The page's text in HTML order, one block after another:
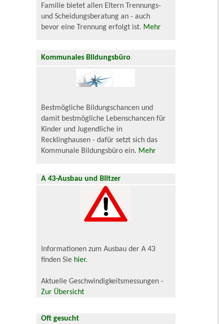
Familie bietet allen Eltern Trennungs-
und Scheidungsberatung an - auch
bevor eine Trennung erfolgt ist. Mehr
Kommunales Bildungsbüro
Bestmögliche Bildungschancen und
damit bestmögliche Lebenschancen für
Kinder und Jugendliche in
Recklinghausen - dafür setzt sich das
Kommunale Bildungsbüro ein. Mehr
A 43-Ausbau und Blitzer
Informationen zum Ausbau der A 43
finden Sie hier.
Aktuelle Geschwindigkeitsmessungen -
Zur Übersicht
Oft gesucht